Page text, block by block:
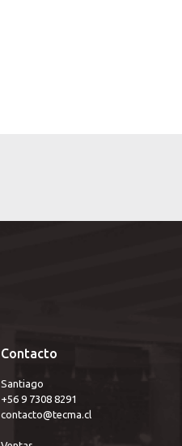
Contacto
Santiago
+56 9 7308 8291
contacto@tecma.cl